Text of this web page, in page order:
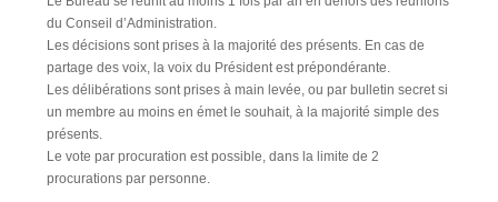
du Conseil d’Administration.
Les décisions sont prises à la majorité des présents. En cas de
partage des voix, la voix du Président est prépondérante.
Les délibérations sont prises à main levée, ou par bulletin secret si
un membre au moins en émet le souhait, à la majorité simple des
présents.
Le vote par procuration est possible, dans la limite de 2
procurations par personne.